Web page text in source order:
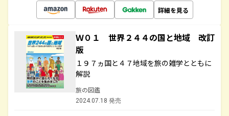
詳細を見る
Ｗ０１ 世界２４４の国と地域 改訂
版
１９７ヵ国と４７地域を旅の雑学とともに
解説
旅の図鑑
2024.07.18 発売